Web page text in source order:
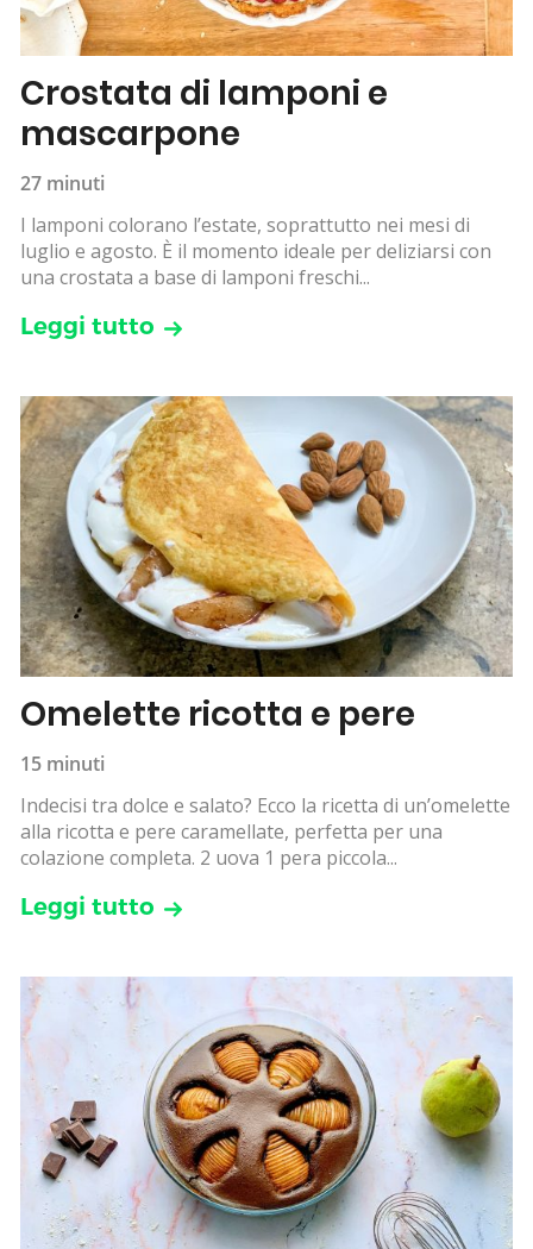
Crostata di lamponi e
mascarpone
27 minuti
I lamponi colorano l’estate, soprattutto nei mesi di
luglio e agosto. È il momento ideale per deliziarsi con
una crostata a base di lamponi freschi...
Leggi tutto
Omelette ricotta e pere
15 minuti
Indecisi tra dolce e salato? Ecco la ricetta di un’omelette
alla ricotta e pere caramellate, perfetta per una
colazione completa. 2 uova 1 pera piccola...
Leggi tutto